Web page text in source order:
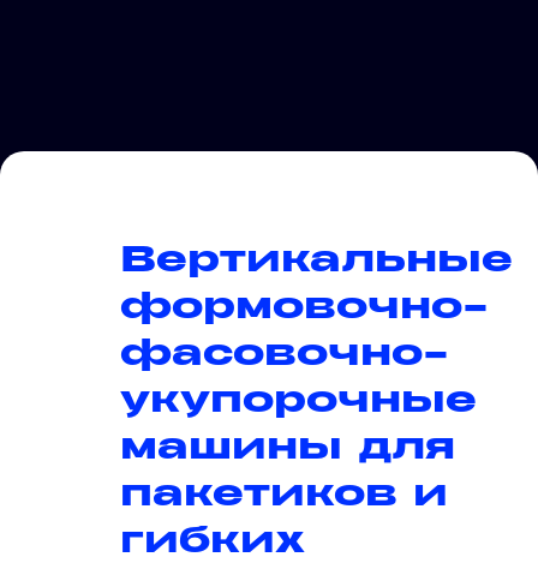
Вертикальные
формовочно-
фасовочно-
укупорочные
машины для
пакетиков и
гибких